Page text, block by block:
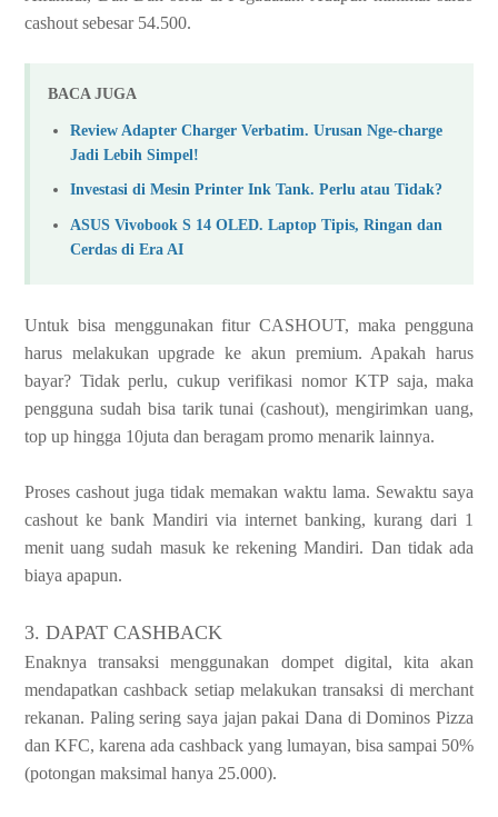
cashout sebesar 54.500.
BACA JUGA
Review Adapter Charger Verbatim. Urusan Nge-charge
Jadi Lebih Simpel!
Investasi di Mesin Printer Ink Tank. Perlu atau Tidak?
ASUS Vivobook S 14 OLED. Laptop Tipis, Ringan dan
Cerdas di Era AI
Untuk bisa menggunakan fitur CASHOUT, maka pengguna
harus melakukan upgrade ke akun premium. Apakah harus
bayar? Tidak perlu, cukup verifikasi nomor KTP saja, maka
pengguna sudah bisa tarik tunai (cashout), mengirimkan uang,
top up hingga 10juta dan beragam promo menarik lainnya.
Proses cashout juga tidak memakan waktu lama. Sewaktu saya
cashout ke bank Mandiri via internet banking, kurang dari 1
menit uang sudah masuk ke rekening Mandiri. Dan tidak ada
biaya apapun.
3. DAPAT CASHBACK
Enaknya transaksi menggunakan dompet digital, kita akan
mendapatkan cashback setiap melakukan transaksi di merchant
rekanan. Paling sering saya jajan pakai Dana di Dominos Pizza
dan KFC, karena ada cashback yang lumayan, bisa sampai 50%
(potongan maksimal hanya 25.000).